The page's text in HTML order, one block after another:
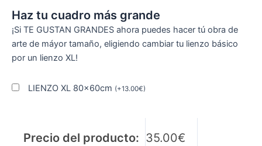
Haz tu cuadro más grande
¡Si TE GUSTAN GRANDES ahora puedes hacer tú obra de
arte de máyor tamaño, eligiendo cambiar tu lienzo básico
por un lienzo XL!
LIENZO XL 80x60cm (+13.00€)
Precio del producto: 35.00€